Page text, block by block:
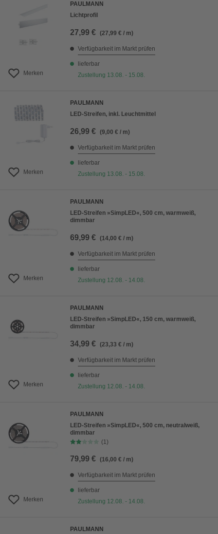
Merken
PAULMANN
Lichtprofil
27,99 € (27,99 € / m)
Verfügbarkeit im Markt prüfen
lieferbar
Zustellung 13.08. - 15.08.
Merken
PAULMANN
LED-Streifen, inkl. Leuchtmittel
26,99 € (9,00 € / m)
Verfügbarkeit im Markt prüfen
lieferbar
Zustellung 13.08. - 15.08.
Merken
PAULMANN
LED-Streifen »SimpLED«, 500 cm, warmweiß,
dimmbar
69,99 € (14,00 € / m)
Verfügbarkeit im Markt prüfen
lieferbar
Zustellung 12.08. - 14.08.
Merken
PAULMANN
LED-Streifen »SimpLED«, 150 cm, warmweiß,
dimmbar
34,99 € (23,33 € / m)
Verfügbarkeit im Markt prüfen
lieferbar
Zustellung 12.08. - 14.08.
Merken
PAULMANN
LED-Streifen »SimpLED«, 500 cm, neutralweiß,
dimmbar
(1)
79,99 € (16,00 € / m)
Verfügbarkeit im Markt prüfen
lieferbar
Zustellung 12.08. - 14.08.
PAULMANN